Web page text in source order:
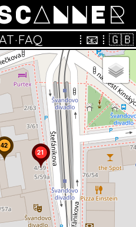
·FAQ ⁞ 📧 ⁞ 🇬🇧
21
42